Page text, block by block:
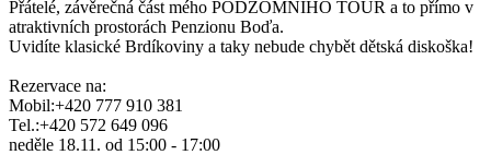
Přátelé, závěrečná část mého PODZOMNÍHO TOUR a to přímo v
atraktivních prostorách Penzionu Boďa.
Uvidíte klasické Brdíkoviny a taky nebude chybět dětská diskoška!
Rezervace na:
Mobil:+420 777 910 381
Tel.:+420 572 649 096
neděle 18.11. od 15:00 - 17:00